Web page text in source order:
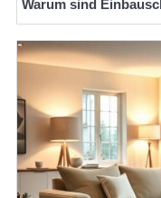
Warum sind